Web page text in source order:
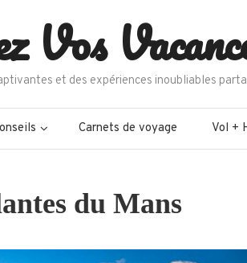
Vos
et des expériences inoubliables
Carnets de voyage Vol +
du Mans